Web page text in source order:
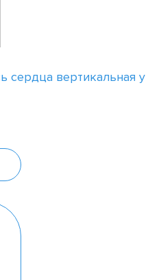
сердца вертикальная у